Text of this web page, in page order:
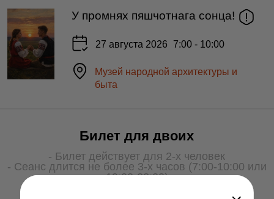
У промнях пяшчотнага сонца!
27 августа 2026 7:00 - 10:00
Музей народной архитектуры и
быта
Билет для двоих
- Билет действует для 2-х человек
- Сеанс длится не более 3-х часов (7:00-10:00 или
19:00-22:00)